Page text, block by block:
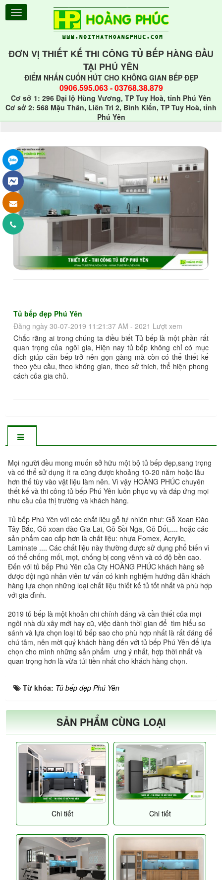
ĐƠN VỊ THIẾT KẾ THI CÔNG TỦ BẾP HÀNG ĐẦU
TẠI PHÚ YÊN
ĐIỂM NHẤN CUỐN HÚT CHO KHÔNG GIAN BẾP ĐẸP
0906.595.063-03768.38.879
Cơ sở 1: 296 Đại lộ Hùng Vương, TP Tuy Hoà, tỉnh Phú Yên
Cơ sở 2: 568 Mậu Thân, Liên Trì 2, Bình Kiến, TP Tuy Hoà, tỉnh
Phú Yên
Tủ bếp đẹp Phú Yên
Đăng ngày 30-07-2019 11:21:37 AM - 2021 Lượt xem
Chắc rằng ai trong chúng ta điều biết Tủ bếp là một phần rất
quan trọng của ngôi gia, Hiện nay tủ bếp không chỉ có mục
đích giúp căn bếp trở nên gọn gàng mà còn có thể thiết kế
theo yêu cầu, theo không gian, theo sở thích, thể hiện phong
cách của gia chủ.
Mọi người đều mong muốn sở hữu một bộ tủ bếp đẹp,sang trọng
và có thể sử dụng ít ra cũng được khoảng 10-20 năm hoặc lâu
hơn thế tùy vào vật liệu làm nên. Vì vậy HOÀNG PHÚC chuyên
thết kế và thi công tủ bếp Phú Yên luôn phục vụ và đáp ứng mọi
nhu cầu của thị trường và khách hàng.
Tủ bếp Phú Yên với các chất liệu gỗ tự nhiên như: Gỗ Xoan Đào
Tây Bắc, Gỗ xoan đào Gia Lai, Gỗ Sồi Nga, Gỗ Dổi,.... hoặc các
sản phẩm cao cấp hơn là chất liệu: nhựa Fomex, Acrylic,
Laminate .... Các chất liệu này thường được sử dụng phổ biến vì
có thể chống mối, mọt, chống bị cong vênh và có độ bền cao.
Đến với tủ bếp Phú Yên của Cty HOÀNG PHÚC khách hàng sẽ
được đội ngũ nhân viên tư vấn có kinh nghiệm hướng dẫn khách
hàng lựa chọn những loại chất liệu thiết kế tủ tốt nhất và phù hợp
với gia đình.
2019 tủ bếp là một khoản chi chính đáng và cần thiết của mọi
ngôi nhà dù xây mới hay cũ, việc dành thời gian để tìm hiểu so
sánh và lựa chọn loại tủ bếp sao cho phù hợp nhất là rất đáng để
chú tâm, nên mời quý khách hàng đến với tủ bếp Phú Yên để lựa
chọn cho mình những sản phẩm ưng ý nhất, hợp thời nhất và
quan trọng hơn là vừa túi tiền nhất cho khách hàng chọn.
Từ khóa: Tủ bếp đẹp Phú Yên
SẢN PHẨM CÙNG LOẠI
Chi tiết Chi tiết